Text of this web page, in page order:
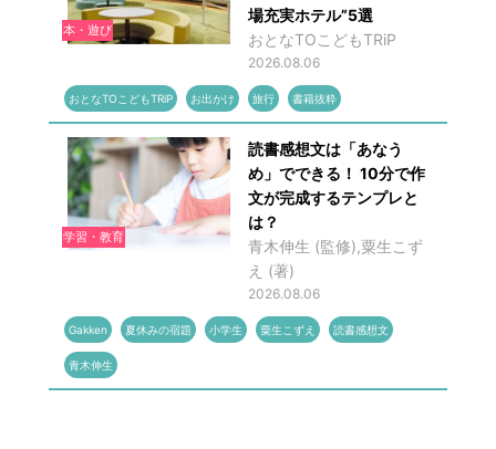
本・遊び
場充実ホテル”5選
おとなTOこどもTRiP
2026.08.06
おとなTOこどもTRiP お出かけ 旅行 書籍抜粋
学習・教育
読書感想文は「あなう
め」でできる！ 10分で作
文が完成するテンプレと
は？
青木伸生 (監修),粟生こず
え (著)
2026.08.06
Gakken 夏休みの宿題 小学生 粟生こずえ 読書感想文
青木伸生